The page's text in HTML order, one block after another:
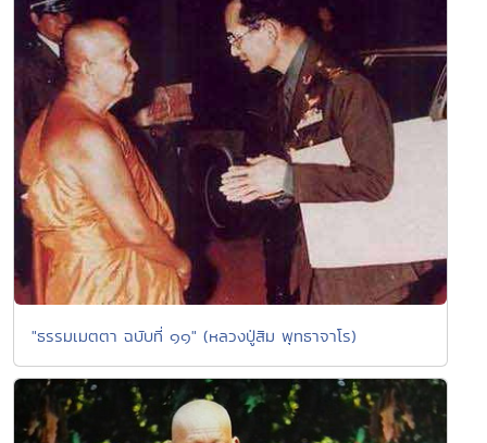
"ธรรมเมตตา ฉบับที่ ๑๑" (หลวงปู่สิม พุทธาจาโร)